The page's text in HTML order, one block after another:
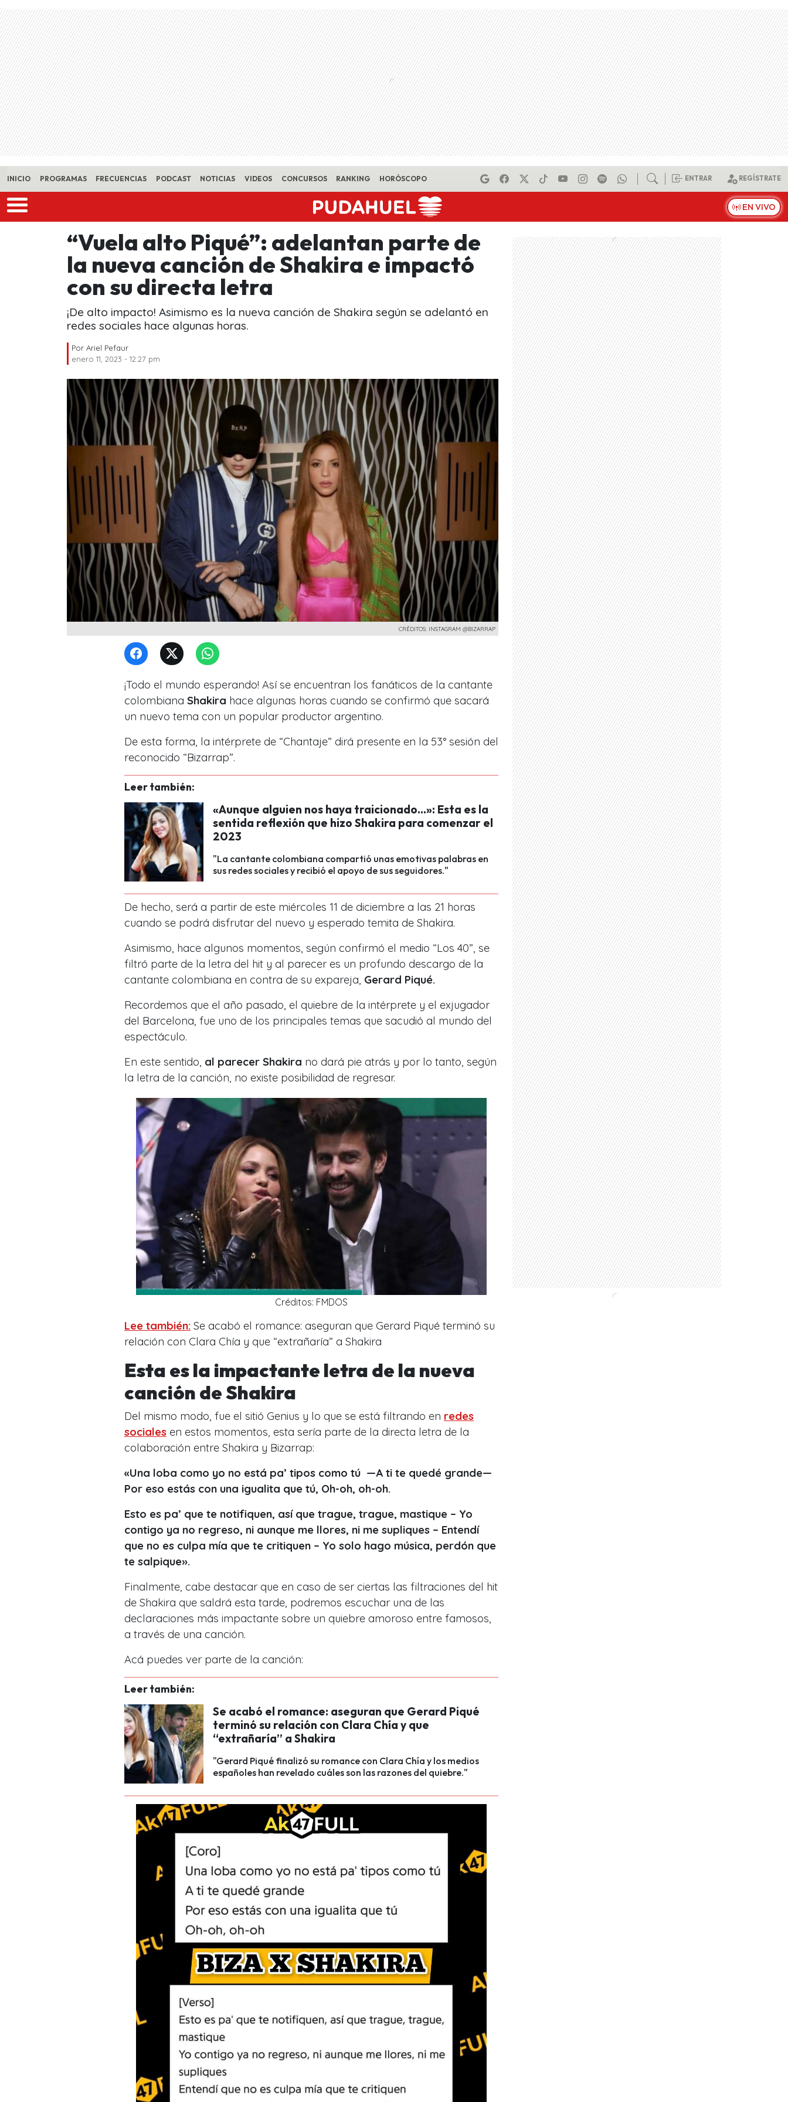
Skip to main content
INICIO PROGRAMAS FRECUENCIAS PODCAST NOTICIAS VIDEOS CONCURSOS RANKING HORÓSCOPO ENTRAR REGÍSTRATE
EN VIVO
“Vuela alto Piqué”: adelantan parte de
la nueva canción de Shakira e impactó
con su directa letra
¡De alto impacto! Asimismo es la nueva canción de Shakira según se adelantó en
redes sociales hace algunas horas.
Por Ariel Pefaur
enero 11, 2023 - 12:27 pm
CRÉDITOS: INSTAGRAM @BIZARRAP
¡Todo el mundo esperando! Así se encuentran los fanáticos de la cantante
colombiana Shakira hace algunas horas cuando se confirmó que sacará
un nuevo tema con un popular productor argentino.
De esta forma, la intérprete de “Chantaje” dirá presente en la 53° sesión del
reconocido “Bizarrap”.
Leer también:
«Aunque alguien nos haya traicionado…»: Esta es la
sentida reflexión que hizo Shakira para comenzar el
2023
"La cantante colombiana compartió unas emotivas palabras en
sus redes sociales y recibió el apoyo de sus seguidores."
De hecho, será a partir de este miércoles 11 de diciembre a las 21 horas
cuando se podrá disfrutar del nuevo y esperado temita de Shakira.
Asimismo, hace algunos momentos, según confirmó el medio “Los 40”, se
filtró parte de la letra del hit y al parecer es un profundo descargo de la
cantante colombiana en contra de su expareja, Gerard Piqué.
Recordemos que el año pasado, el quiebre de la intérprete y el exjugador
del Barcelona , fue uno de los principales temas que sacudió al mundo del
espectáculo.
En este sentido, al parecer Shakira no dará pie atrás y por lo tanto, según
la letra de la canción, no existe posibilidad de regresar.
Créditos: FMDOS
Lee también: Se acabó el romance: aseguran que Gerard Piqué terminó su
relación con Clara Chía y que “extrañaría” a Shakira
Esta es la impactante letra de la nueva
canción de Shakira
Del mismo modo, fue el sitió Genius y lo que se está filtrando en redes
sociales en estos momentos, esta sería parte de la directa letra de la
colaboración entre Shakira y Bizarrap:
«Una loba como yo no está pa’ tipos como tú —A ti te quedé grande—
Por eso estás con una igualita que tú, Oh-oh, oh-oh.
Esto es pa’ que te notifiquen, así que trague, trague, mastique – Yo
contigo ya no regreso, ni aunque me llores, ni me supliques – Entendí
que no es culpa mía que te critiquen – Yo solo hago música, perdón que
te salpique».
Finalmente, cabe destacar que en caso de ser ciertas las filtraciones del hit
de Shakira que saldrá esta tarde, podremos escuchar una de las
declaraciones más impactante sobre un quiebre amoroso entre famosos,
a través de una canción.
Acá puedes ver parte de la canción:
Leer también:
Se acabó el romance: aseguran que Gerard Piqué
terminó su relación con Clara Chía y que
“extrañaría” a Shakira
"Gerard Piqué finalizó su romance con Clara Chía y los medios
españoles han revelado cuáles son las razones del quiebre."